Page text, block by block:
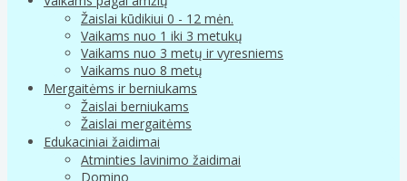
Žaislai kūdikiui 0 - 12 mėn.
Vaikams nuo 1 iki 3 metukų
Vaikams nuo 3 metų ir vyresniems
Vaikams nuo 8 metų
Mergaitėms ir berniukams
Žaislai berniukams
Žaislai mergaitėms
Edukaciniai žaidimai
Atminties lavinimo žaidimai
Domino